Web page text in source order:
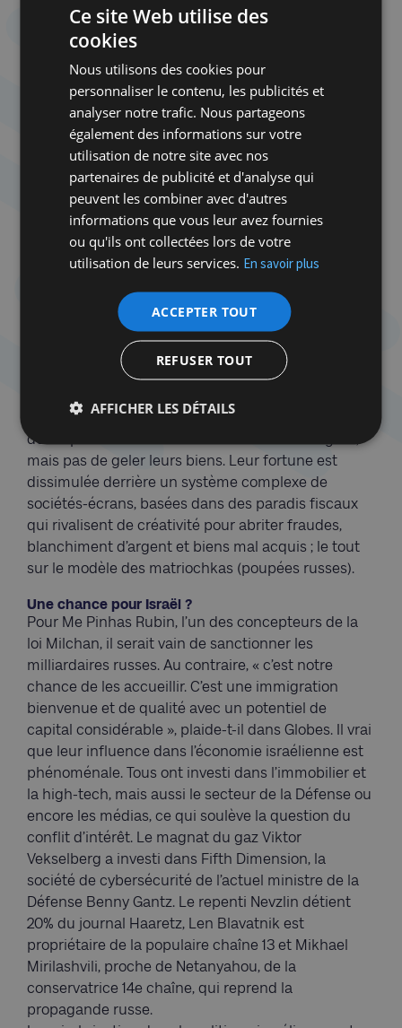
qui, une forme de suicide ». Un suicide assisté,
oserait-on ajouter, si l’on en croit les menaces du
maître du Kremlin. Le 16 mars, dans un discours
télévisé face au gouvernement, Poutine a appelé à
une « autoépuration naturelle » : « le peuple russe
est capable de distinguer les vrais patriotes des
salopards et des traîtres, et de les recracher
comme on recracherait un moucheron entré dans
la bouche. » Terrorisés, les oligarques se taisent.
Aucun n’ose défier le Parrain. Seul Leonid Nevzlin a
le cran de dénoncer son règne mafieux – « Tout ce
que touche Poutine meurt », écrit-il – et dans un
geste ultime a renoncé à sa citoyenneté russe. Mais
il faut dire que Nevzlin est un opposant de longue
date, réfugié en Israël depuis 2000. Les autres,
marionnettes d’un pouvoir qui les a faits, et peut
tout aussi facilement les défaire, craignent moins
l’opprobre international que la fureur du Kremlin.
des sanctions contre les oligarques, il serait sans
doute possible de suivre leurs transferts d’argent,
mais pas de geler leurs biens. Leur fortune est
dissimulée derrière un système complexe de
sociétés-écrans, basées dans des paradis fiscaux
qui rivalisent de créativité pour abriter fraudes,
blanchiment d’argent et biens mal acquis ; le tout
sur le modèle des matriochkas (poupées russes).
Une chance pour Israël ?
Pour Me Pinhas Rubin, l’un des concepteurs de la
loi Milchan, il serait vain de sanctionner les
milliardaires russes. Au contraire, « c’est notre
chance de les accueillir. C’est une immigration
bienvenue et de qualité avec un potentiel de
capital considérable », plaide-t-il dans Globes. Il vrai
que leur influence dans l’économie israélienne est
phénoménale. Tous ont investi dans l’immobilier et
la high-tech, mais aussi le secteur de la Défense ou
encore les médias, ce qui soulève la question du
conflit d’intérêt. Le magnat du gaz Viktor
Vekselberg a investi dans Fifth Dimension, la
société de cybersécurité de l’actuel ministre de la
Défense Benny Gantz. Le repenti Nevzlin détient
20% du journal Haaretz, Len Blavatnik est
propriétaire de la populaire chaîne 13 et Mikhael
Mirilashvili, proche de Netanyahou, de la
conservatrice 14e chaîne, qui reprend la
propagande russe.
Ce site Web utilise des
cookies
Nous utilisons des cookies pour
personnaliser le contenu, les publicités et
analyser notre trafic. Nous partageons
également des informations sur votre
utilisation de notre site avec nos
partenaires de publicité et d'analyse qui
peuvent les combiner avec d'autres
informations que vous leur avez fournies
ou qu'ils ont collectées lors de votre
utilisation de leurs services. En savoir plus
ACCEPTER TOUT
REFUSER TOUT
AFFICHER LES DÉTAILS